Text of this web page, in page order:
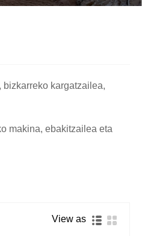
kargatzailea,
makina, ebakitzailea eta
View as